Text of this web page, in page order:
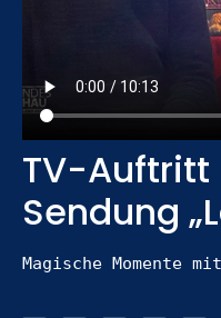
TV-Auftritt
Sendung
Magische Momente